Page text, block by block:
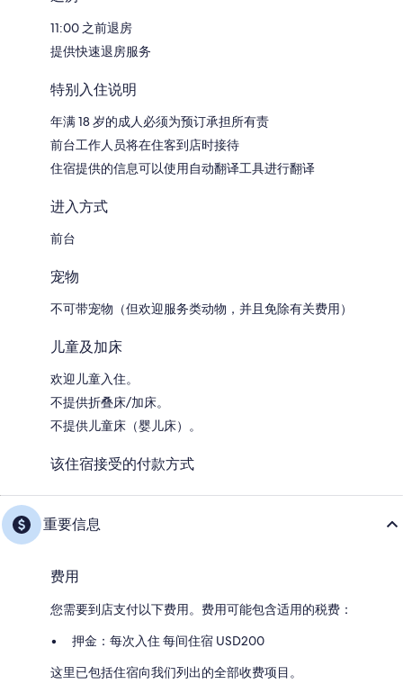
11:00 之前退房
提供快速退房服务
特别入住说明
年满 18 岁的成人必须为预订承担所有责
前台工作人员将在住客到店时接待
住宿提供的信息可以使用自动翻译工具进行翻译
进入方式
前台
宠物
不可带宠物（但欢迎服务类动物，并且免除有关费用）
儿童及加床
欢迎儿童入住。
不提供折叠床/加床。
不提供儿童床（婴儿床）。
该住宿接受的付款方式
重要信息
费用
您需要到店支付以下费用。费用可能包含适用的税费：
押金：每次入住 每间住宿 USD200
这里已包括住宿向我们列出的全部收费项目。